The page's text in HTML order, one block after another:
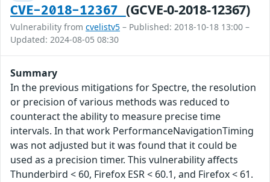
CVE-2018-12367 (GCVE-0-2018-12367)
Vulnerability from cvelistv5 – Published: 2018-10-18 13:00 –
Updated: 2024-08-05 08:30
Summary
In the previous mitigations for Spectre, the resolution
or precision of various methods was reduced to
counteract the ability to measure precise time
intervals. In that work PerformanceNavigationTiming
was not adjusted but it was found that it could be
used as a precision timer. This vulnerability affects
Thunderbird < 60, Firefox ESR < 60.1, and Firefox < 61.